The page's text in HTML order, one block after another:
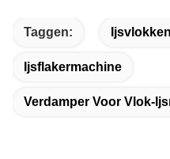
Taggen:
Ijsflakermachine
Verdamper Voor Vlok-